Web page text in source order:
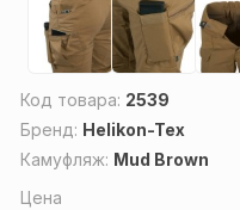
Код товара: 2539
Бренд: Helikon-Tex
Камуфляж: Mud Brown
Цена